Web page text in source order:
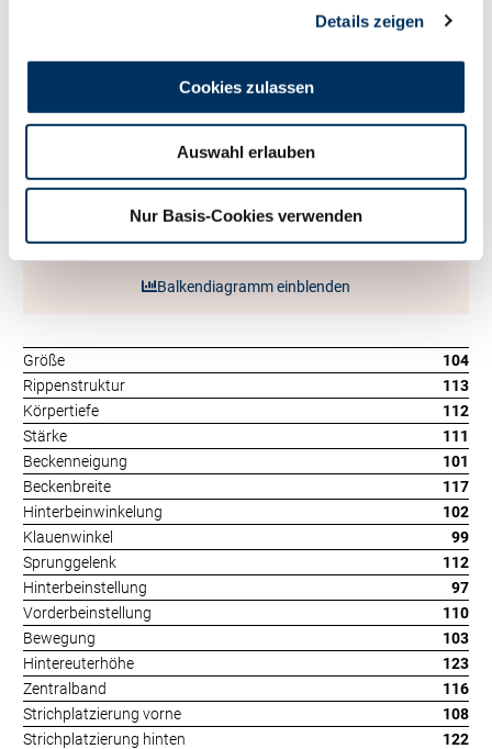
Details zeigen
Cookies zulassen
Auswahl erlauben
Nur Basis-Cookies verwenden
81
Exterieur
Körper
118
Balkendiagramm einblenden
Größe
104
Rippenstruktur
113
Körpertiefe
112
Stärke
111
Beckenneigung
101
Beckenbreite
117
Hinterbeinwinkelung
102
Klauenwinkel
99
Sprunggelenk
112
Hinterbeinstellung
97
Vorderbeinstellung
110
Bewegung
103
Hintereuterhöhe
123
Zentralband
116
Strichplatzierung vorne
108
Strichplatzierung hinten
122